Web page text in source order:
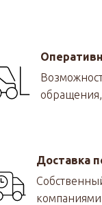
Доставка
компаниями